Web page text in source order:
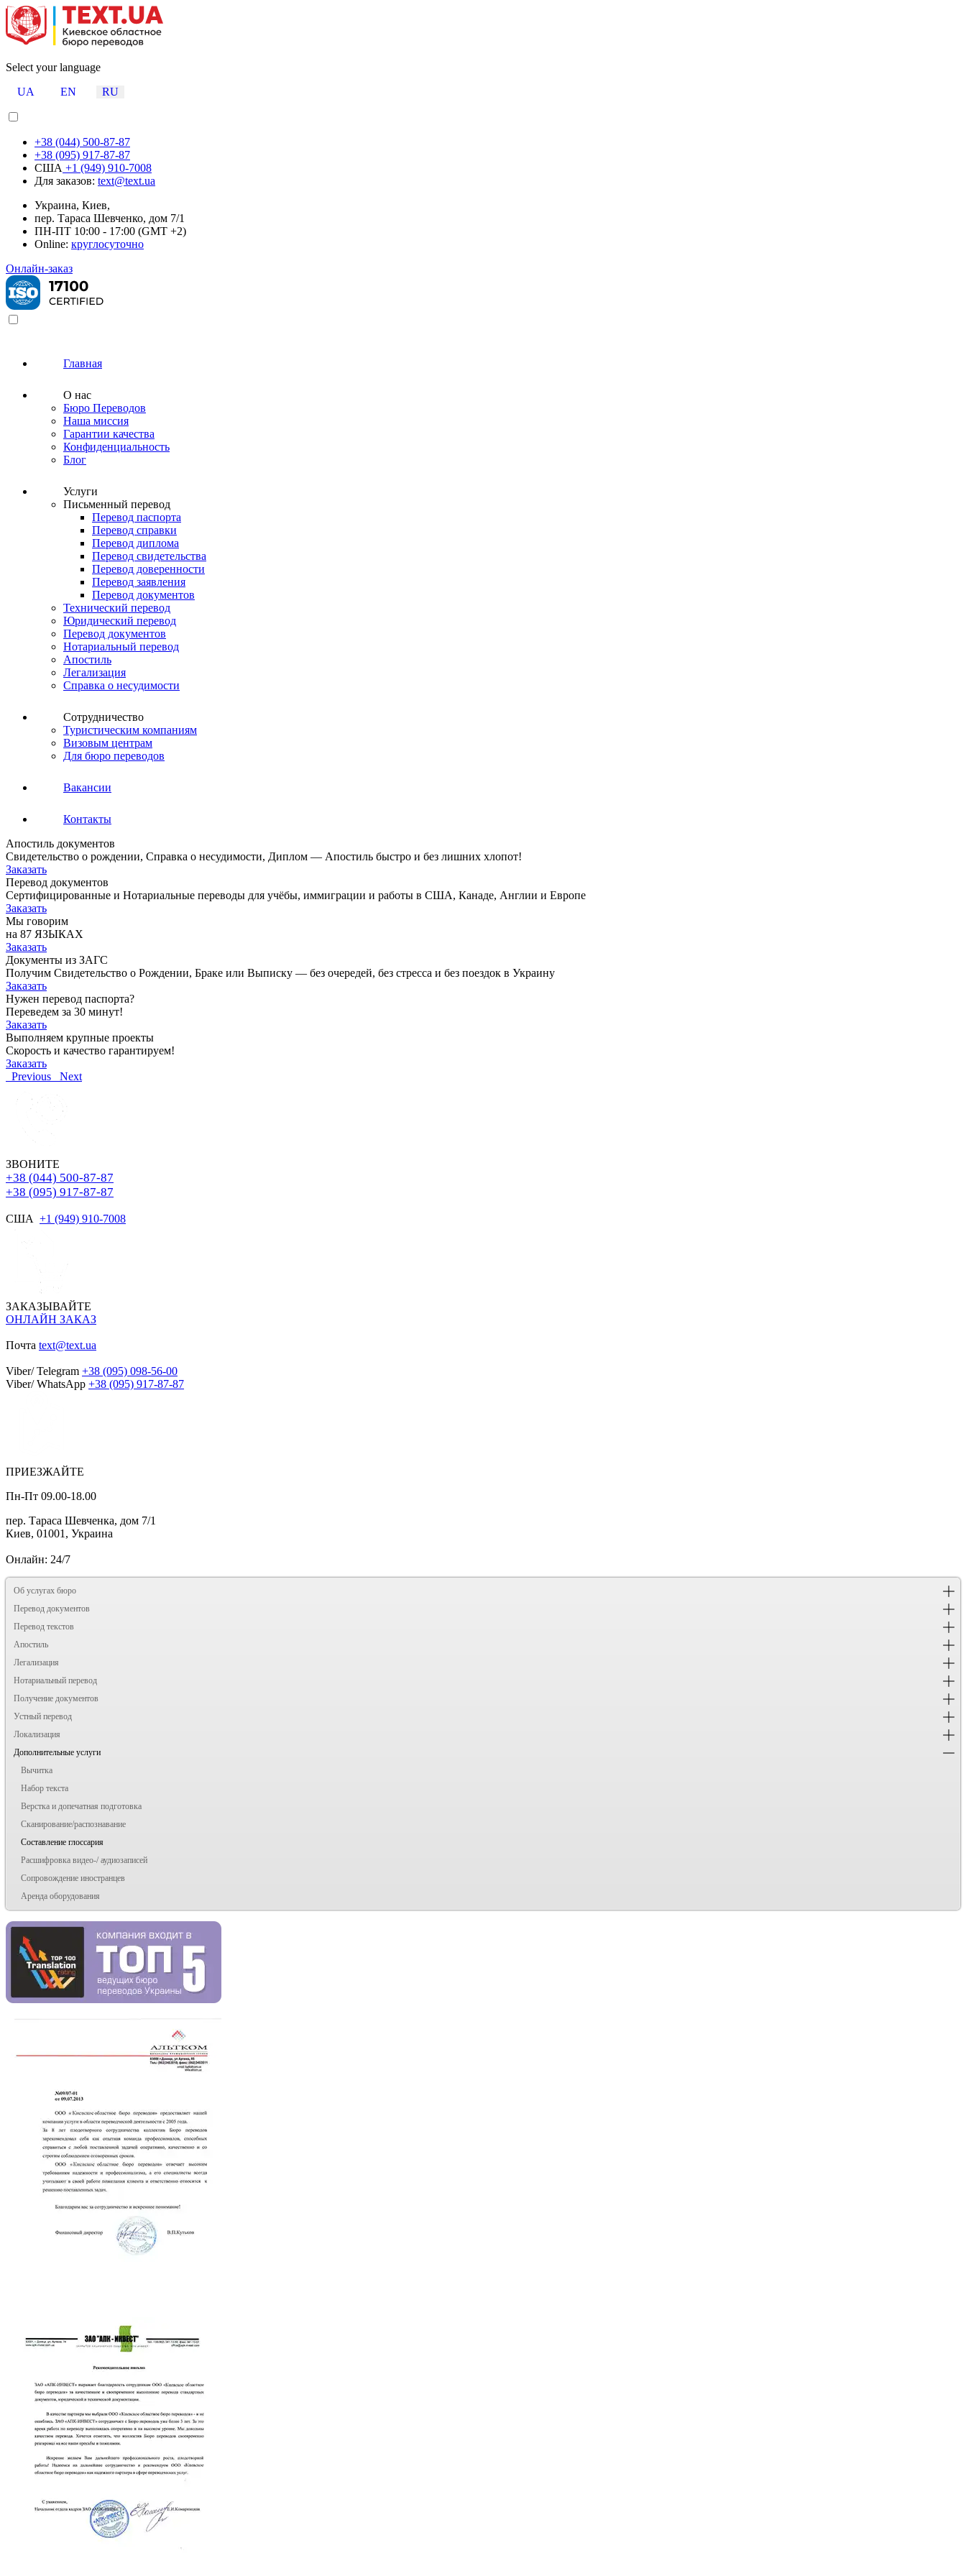
Select your language
UA
EN RU
+38 (044) 500-87-87
+38 (095) 917-87-87
США +1 (949) 910-7008
Для заказов: text@text.ua
Украина, Киев,
пер. Тараса Шевченко, дом 7/1
ПН-ПТ 10:00 - 17:00 (GMT +2)
Online: круглосуточно
Онлайн-заказ
Главная
О нас
Бюро Переводов
Наша миссия
Гарантии качества
Конфиденциальность
Блог
Услуги
Письменный перевод
Перевод паспорта
Перевод справки
Перевод диплома
Перевод свидетельства
Перевод доверенности
Перевод заявления
Перевод документов
Технический перевод
Юридический перевод
Перевод документов
Нотариальный перевод
Апостиль
Легализация
Справка о несудимости
Сотрудничество
Туристическим компаниям
Визовым центрам
Для бюро переводов
Вакансии
Контакты
Апостиль документов
Свидетельство о рождении, Справка о несудимости, Диплом — Апостиль быстро и без лишних хлопот!
Заказать
Перевод документов
Сертифицированные и Нотариальные переводы для учёбы, иммиграции и работы в США, Канаде, Англии и Европе
Заказать
Мы говорим
на 87 ЯЗЫКАХ
Заказать
Документы из ЗАГС
Получим Свидетельство о Рождении, Браке или Выписку — без очередей, без стресса и без поездок в Украину
Заказать
Нужен перевод паспорта?
Переведем за 30 минут!
Заказать
Выполняем крупные проекты
Скорость и качество гарантируем!
Заказать
Previous
Next
ЗВОНИТЕ
+38 (044) 500-87-87
+38 (095) 917-87-87
США +1 (949) 910-7008
ЗАКАЗЫВАЙТЕ
ОНЛАЙН ЗАКАЗ
Почта text@text.ua
Viber/ Telegram +38 (095) 098-56-00
Viber/ WhatsApp +38 (095) 917-87-87
ПРИЕЗЖАЙТЕ
Пн-Пт 09.00-18.00
пер. Тараса Шевченка, дом 7/1
Киев, 01001, Украина
Онлайн: 24/7
Об услугах бюро
Перевод документов
Перевод текстов
Апостиль
Легализация
Нотариальный перевод
Получение документов
Устный перевод
Локализация
Дополнительные услуги
Вычитка
Набор текста
Верстка и допечатная подготовка
Сканирование/распознавание
Составление глоссария
Расшифровка видео-/ аудиозаписей
Сопровождение иностранцев
Аренда оборудования